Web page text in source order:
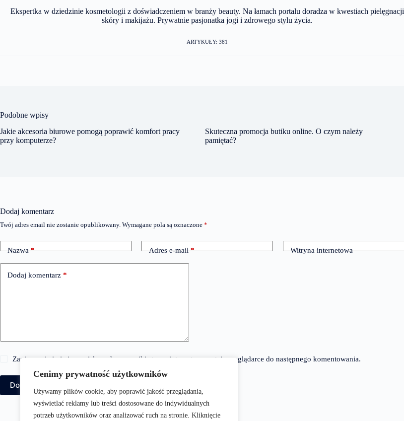
Cenimy prywatność użytkowników
Używamy plików cookie, aby poprawić jakość przeglądania,
wyświetlać reklamy lub treści dostosowane do indywidualnych
potrzeb użytkowników oraz analizować ruch na stronie. Kliknięcie
Ekspertka w dziedzinie kosmetologii z doświadczeniem w branży beauty. Na łamach portalu doradza w kwestiach pielęgnacji
skóry i makijażu. Prywatnie pasjonatka jogi i zdrowego stylu życia.
ARTYKUŁY: 381
Podobne wpisy
Jakie akcesoria biurowe pomogą poprawić komfort pracy
przy komputerze?
Skuteczna promocja butiku online. O czym należy
pamiętać?
Dodaj komentarz
Twój adres email nie zostanie opublikowany. Wymagane pola są oznaczone *
Nazwa* Adres e-mail* Witryna internetowa
Dodaj komentarz *
Zapisz moje imię i nazwisko, adres e-mail i stronę internetową w tej przeglądarce do następnego komentowania.
Dodaj komentarz